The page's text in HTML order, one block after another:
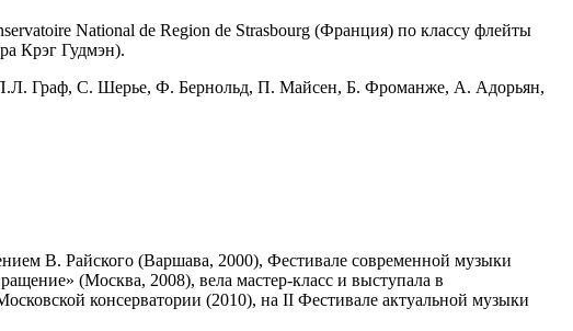
National de Region de Strasbourg (Франция) по классу флейты
Крэг Гудмэн).
П.Л. Граф, С. Шерье, Ф. Бернольд, П. Майсен, Б. Фроманже, А. Адорьян,
В. Райского (Варшава, 2000), Фестивале современной музыки
(Москва, 2008), вела мастер-класс и выступала в
консерватории (2010), на II Фестивале актуальной музыки